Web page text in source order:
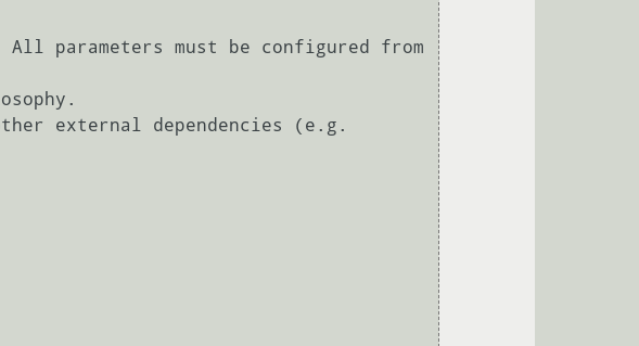
parameters must be configured from
external dependencies (e.g.